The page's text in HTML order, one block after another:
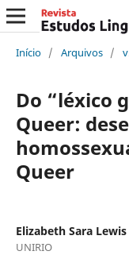
Início / Arquivos /
Do “léxico
Queer:
Queer
Elizabeth Sara Lewis
UNIRIO